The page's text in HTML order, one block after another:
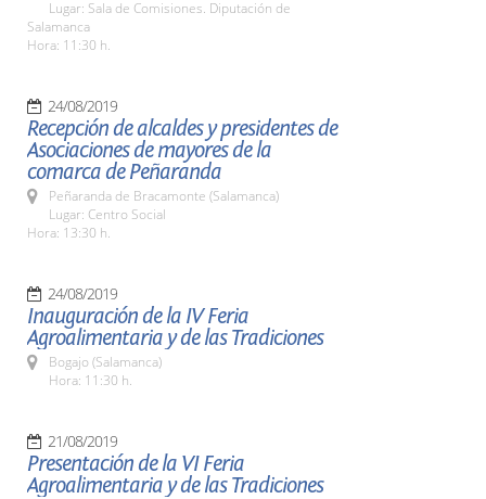
Lugar: Sala de Comisiones. Diputación de
Salamanca
Hora: 11:30 h.
24/08/2019
Recepción de alcaldes y presidentes de
Asociaciones de mayores de la
comarca de Peñaranda
Peñaranda de Bracamonte (Salamanca)
Lugar: Centro Social
Hora: 13:30 h.
24/08/2019
Inauguración de la IV Feria
Agroalimentaria y de las Tradiciones
Bogajo (Salamanca)
Hora: 11:30 h.
21/08/2019
Presentación de la VI Feria
Agroalimentaria y de las Tradiciones